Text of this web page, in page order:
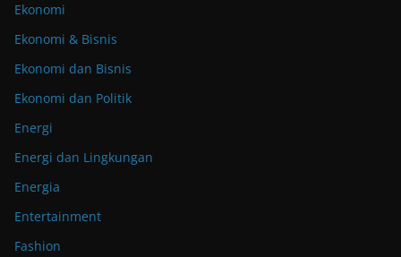
Ekonomi
Ekonomi & Bisnis
Ekonomi dan Bisnis
Ekonomi dan Politik
Energi
Energi dan Lingkungan
Energia
Entertainment
Fashion